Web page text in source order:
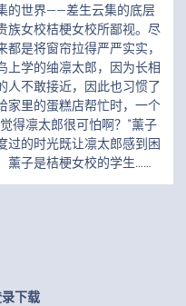
的世界——差生云集的底层
族女校桔梗女校所鄙视。尽
是将窗帘拉得严严实实，
上学的䌷凛太郎，因为长相
人不敢接近，因此也习惯了
家里的蛋糕店帮忙时，一个
得凛太郎很可怕啊？”薰子
过的时光既让凛太郎感到困
薰子是桔梗女校的学生……
下载